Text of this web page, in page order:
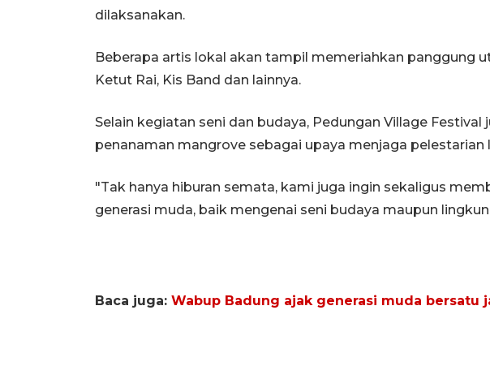
dilaksanakan.
Beberapa artis lokal akan tampil memeriahkan panggung
Ketut Rai, Kis Band dan lainnya.
Selain kegiatan seni dan budaya, Pedungan Village Festival
penanaman mangrove sebagai upaya menjaga pelestarian
"Tak hanya hiburan semata, kami juga ingin sekaligus
generasi muda, baik mengenai seni budaya maupun
Baca juga: Wabup Badung ajak generasi muda bersatu
Tiga
5